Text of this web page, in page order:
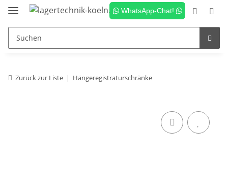
WhatsApp-Chat!
Zurück zur Liste Hängeregistraturschränke